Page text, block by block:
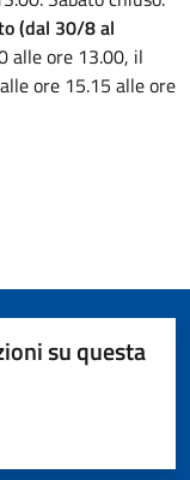
(dal 30/8 al
alle ore 13.00, il
ore 15.15 alle ore
su questa